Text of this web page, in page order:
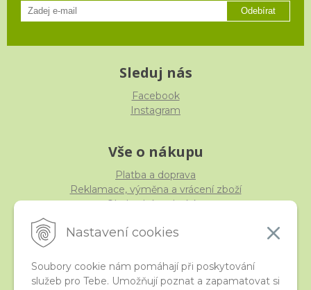
Nastavení cookies
Soubory cookie nám pomáhají při poskytování
služeb pro Tebe. Umožňují poznat a zapamatovat si
Odebírat
Sleduj nás
Facebook
Instagram
Vše o nákupu
Platba a doprava
Reklamace, výměna a vrácení zboží
Obchodní podmínky
iStraka